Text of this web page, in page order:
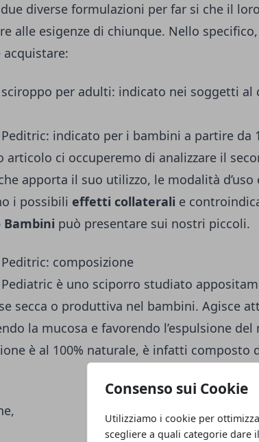
Consenso sui Cookie
Utilizziamo i cookie per
scegliere a quali categorie dare
diverse formulazioni per far si che il
alle esigenze di chiunque. Nello
per adulti: indicato nei soggetti al
indicato per i bambini a partire da
articolo ci occuperemo di analizzare il
apporta il suo utilizzo, le modalità d’uso
i possibili effetti collaterali e
Bambini può presentare sui nostri piccoli.
composizione
è uno sciporro studiato
secca o produttiva nel bambini. Agisce
la mucosa e favorendo l’espulsione del
è al 100% naturale, è infatti composto